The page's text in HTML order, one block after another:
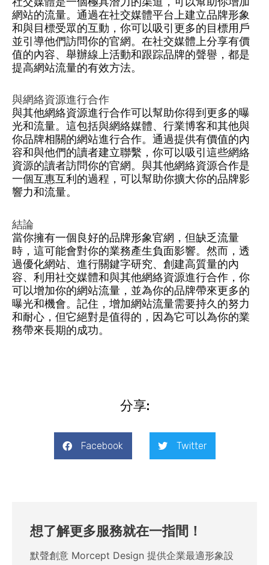
網站的流量。通過在社交媒體平台上建立品牌形象
和與目標受眾的互動，你可以吸引更多的目標用戶
並引導他們訪問你的官網。在社交媒體上分享有價
值的內容、舉辦線上活動和跟踪品牌的聲譽，都是
提高網站流量的有效方法。
與網絡資源進行合作
與其他網絡資源進行合作可以幫助你得到更多的曝
光和流量。這包括與網絡媒體、行業博客和其他與
你品牌相關的網站進行合作。通過提供有價值的內
容和與他們的讀者建立聯繫，你可以吸引這些網絡
資源的讀者訪問你的官網。與其他網絡資源合作是
一個互惠互利的過程，可以幫助你擴大你的品牌影
響力和流量。
結論
當你擁有一個良好的品牌形象官網，但缺乏流量
時，這可能會對你的業務產生負面影響。然而，透
過優化網站、進行關鍵字研究、創建高質量的內
容、利用社交媒體和與其他網絡資源進行合作，你
可以增加你的網站流量，並為你的品牌帶來更多的
曝光和機會。記住，增加網站流量需要持久的努力
和耐心，但它絕對是值得的，因為它可以為你的業
務帶來長期的成功。
分享:
Facebook Twitter
想了解更多服務就在一指間！
默聲創意 Morcept Design 提供企業最適形象設